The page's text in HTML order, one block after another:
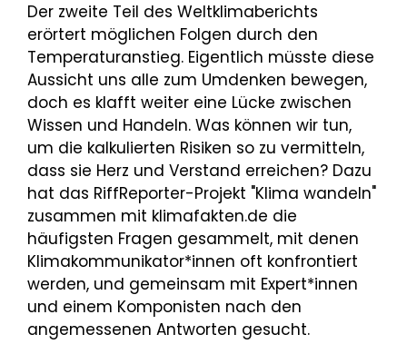
Der zweite Teil des Weltklimaberichts
erörtert möglichen Folgen durch den
Temperaturanstieg. Eigentlich müsste diese
Aussicht uns alle zum Umdenken bewegen,
doch es klafft weiter eine Lücke zwischen
Wissen und Handeln. Was können wir tun,
um die kalkulierten Risiken so zu vermitteln,
dass sie Herz und Verstand erreichen? Dazu
hat das RiffReporter-Projekt "Klima wandeln"
zusammen mit klimafakten.de die
häufigsten Fragen gesammelt, mit denen
Klimakommunikator*innen oft konfrontiert
werden, und gemeinsam mit Expert*innen
und einem Komponisten nach den
angemessenen Antworten gesucht.